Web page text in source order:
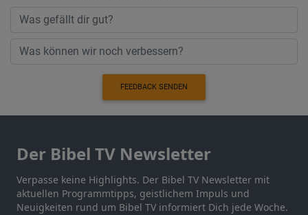
FEEDBACK SENDEN
Der Bibel TV Newsletter
Verpasse keine Highlights. Der Bibel TV Newsletter mit
aktuellen Programmtipps, geistlichem Impuls und
Neuigkeiten rund um Bibel TV informiert Dich jede Woche.